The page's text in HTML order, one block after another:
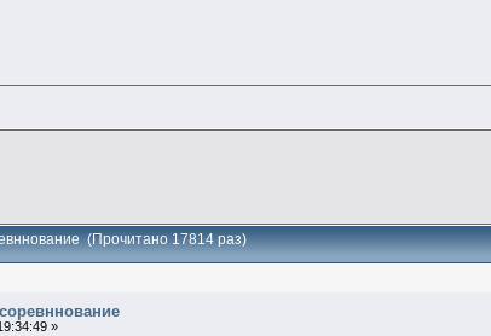
(Прочитано 17814 раз)
»